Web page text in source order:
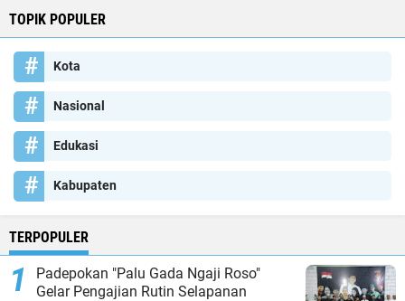
TOPIK POPULER
Kota
Nasional
Edukasi
Kabupaten
TERPOPULER
Padepokan "Palu Gada Ngaji Roso"
Gelar Pengajian Rutin Selapanan